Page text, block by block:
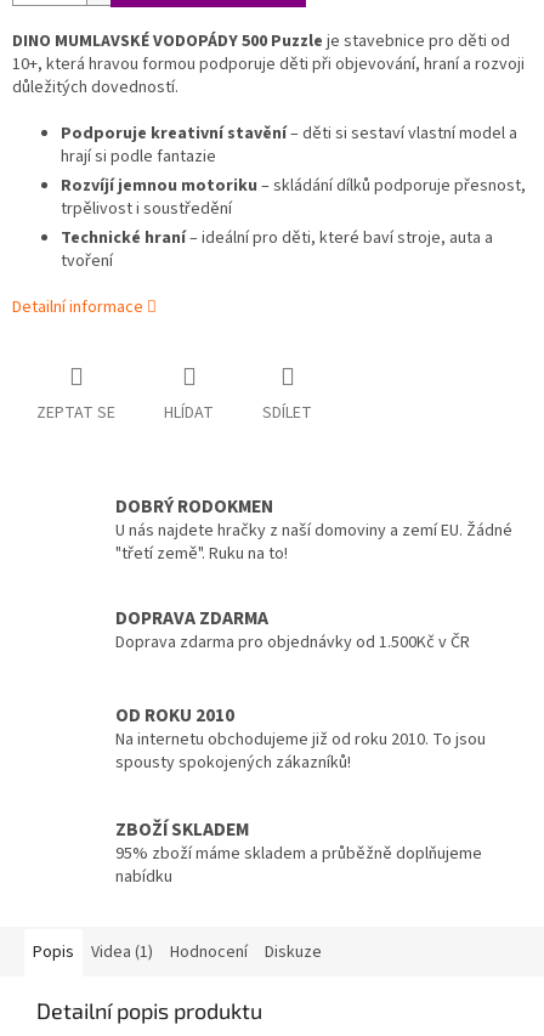
DINO MUMLAVSKÉ VODOPÁDY 500 Puzzle je stavebnice pro děti od
10+, která hravou formou podporuje děti při objevování, hraní a rozvoji
důležitých dovedností.
Podporuje kreativní stavění– děti si sestaví vlastní model a
hrají si podle fantazie
Rozvíjí jemnou motoriku – skládání dílků podporuje přesnost,
trpělivost i soustředění
Technické hraní– ideální pro děti, které baví stroje, auta a
tvoření
Detailní informace
ZEPTAT SE HLÍDAT SDÍLET
DOBRÝ RODOKMEN
U nás najdete hračky z naší domoviny a zemí EU. Žádné
"třetí země". Ruku na to!
DOPRAVA ZDARMA
Doprava zdarma pro objednávky od 1.500Kč v ČR
OD ROKU 2010
Na internetu obchodujeme již od roku 2010. To jsou
spousty spokojených zákazníků!
ZBOŽÍ SKLADEM
95% zboží máme skladem a průběžně doplňujeme
nabídku
Popis Videa (1) Hodnocení Diskuze
Detailní popis produktu